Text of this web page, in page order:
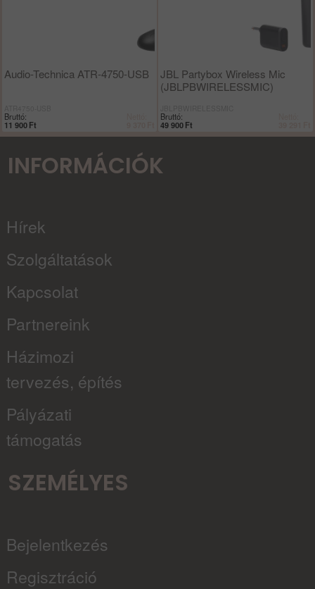
Audio-Technica ATR-4750-USB
Bruttó:
11 900 Ft
JBL Partybox Wireless Mic
(JBLPBWIRELESSMIC)
Bruttó:
49 900 Ft
INFORMÁCIÓK
Hírek
Szolgáltatások
Kapcsolat
Partnereink
Házimozi
tervezés, építés
Pályázati
támogatás
SZEMÉLYES
Bejelentkezés
Regisztráció